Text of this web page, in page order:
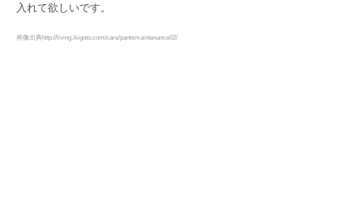
入れて欲しいです。
画像出典http://living.ikigoto.com/care/pantsmaintenance02/